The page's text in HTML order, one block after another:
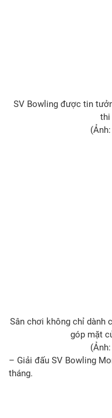
SV Bowling được tin
thi
Sân chơi không chỉ dành
góp mặt
– Giải đấu SV Bowling
tháng.